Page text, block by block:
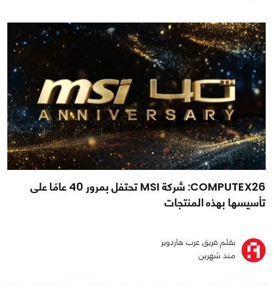
COMPUTEX26: شركة MSI تحتفل بمرور 40 عامًا على
تأسيسها بهذه المنتجات
بقلم فريق عرب هاردوير
منذ شهرين